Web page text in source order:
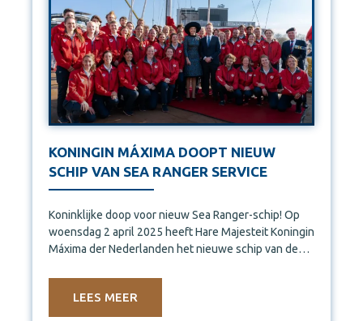
KONINGIN MÁXIMA DOOPT NIEUW
SCHIP VAN SEA RANGER SERVICE
Koninklijke doop voor nieuw Sea Ranger-schip! Op
woensdag 2 april 2025 heeft Hare Majesteit Koningin
Máxima der Nederlanden het nieuwe schip van de
LEES MEER